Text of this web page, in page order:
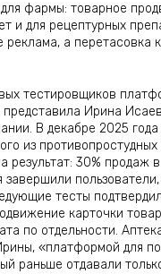
фармы: товарное
и для рецептурных
реклама, а перетасовка
тестировщиков
представила Ирина
В декабре 2025
из
результат: 30% продаж
завершили
тесты
карточки
по отдельности.
«платформой для
раньше отдавали